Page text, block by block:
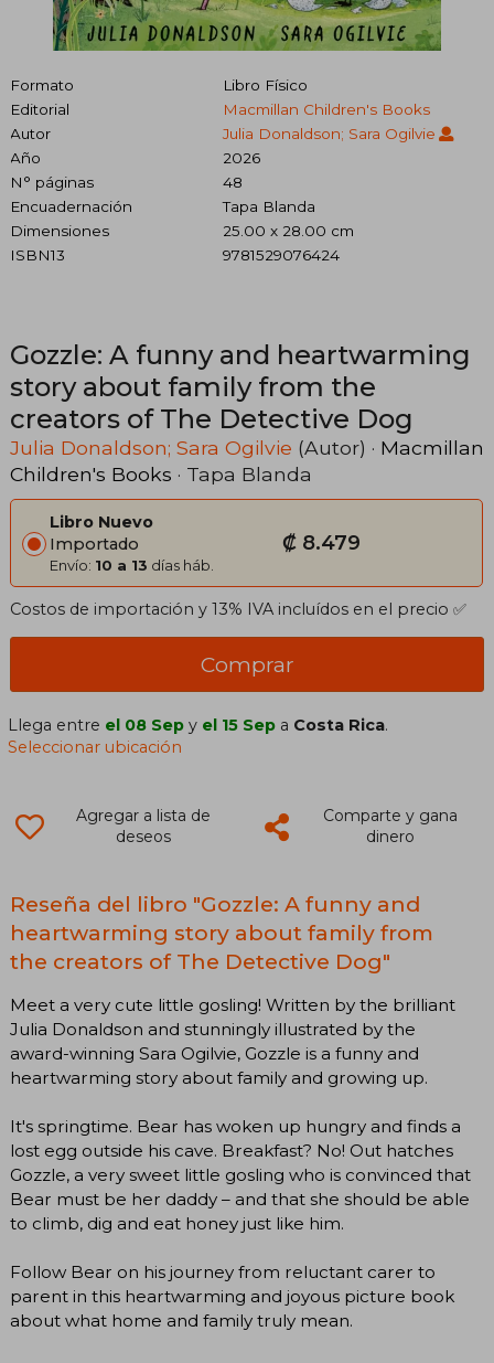
Formato
Libro Físico
Editorial
Macmillan Children's Books
Autor
Julia Donaldson; Sara Ogilvie
Año
2026
N° páginas
48
Encuadernación
Tapa Blanda
Dimensiones
25.00 x 28.00 cm
ISBN13
9781529076424
Gozzle: A funny and heartwarming
story about family from the
creators of The Detective Dog
Julia Donaldson; Sara Ogilvie (Autor) · Macmillan
Children's Books · Tapa Blanda
Libro Nuevo
Importado
Envío: 10 a 13 días háb.
₡ 8.479
Costos de importación y 13% IVA incluídos en el precio ✅
Comprar
Llega entre el 08 Sep y el 15 Sep a Costa Rica.
Seleccionar ubicación
Agregar a lista de
deseos
Comparte y gana
dinero
Reseña del libro "Gozzle: A funny and
heartwarming story about family from
the creators of The Detective Dog"
Meet a very cute little gosling! Written by the brilliant
Julia Donaldson and stunningly illustrated by the
award-winning Sara Ogilvie, Gozzle is a funny and
heartwarming story about family and growing up.
It's springtime. Bear has woken up hungry and finds a
lost egg outside his cave. Breakfast? No! Out hatches
Gozzle, a very sweet little gosling who is convinced that
Bear must be her daddy – and that she should be able
to climb, dig and eat honey just like him.
Follow Bear on his journey from reluctant carer to
parent in this heartwarming and joyous picture book
about what home and family truly mean.